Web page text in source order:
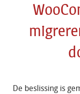
De beslissing is